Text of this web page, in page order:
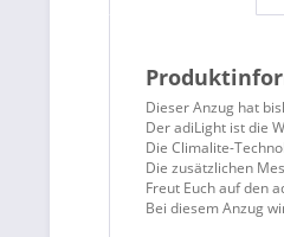
Dieser Anzug hat
Der adiLight ist die
Die Climalite-
Die zusätzlichen
Freut Euch auf den
Bei diesem Anzug